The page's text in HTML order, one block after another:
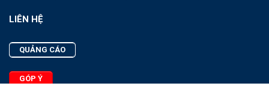
LIÊN HỆ
QUẢNG CÁO
GÓP Ý